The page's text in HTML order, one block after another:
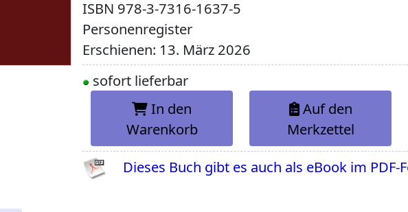
ISBN 978-3-7316-1637-5
Personenregister
Erschienen: 13. März 2026
sofort lieferbar
In den
Warenkorb
Auf den
Merkzettel
Dieses Buch gibt es auch als eBook im PDF-